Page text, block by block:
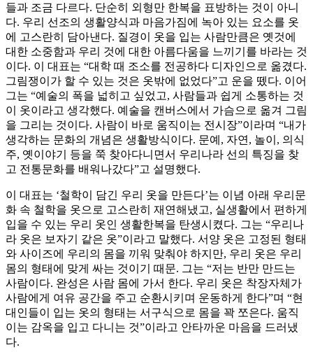
들과 조금 다르다. 단순히 외형만 한복을 표방하는 것이 아니
다. 우리 선조의 생활양식과 마음가짐에 녹아 있는 요소를 옷
에 고스란히 담아낸다. 질경이 옷을 입는 사람만큼은 옛것에
대한 소중함과 우리 것에 대한 아름다움을 느끼기를 바라는 것
이다. 이 대표는 “대학 때 조소를 전공하다 디자인으로 옮겼다.
그림쟁이가 할 수 있는 것은 옷밖에 없었다”고 운을 뗐다. 이어
그는 “예술의 폭을 넓히고 싶었고, 사람들과 쉽게 소통하는 것
이 옷이라고 생각했다. 예술을 캔버스에서 가슴으로 옮겨 그림
을 그리는 것이다. 사람이 바로 움직이는 전시장”이라며 “내가
생각하는 문화의 개념은 생활방식이다. 문예, 자연, 놀이, 의식
주, 옛이야기 등을 쭉 찾아다니면서 우리나라 선의 특징을 찾
고 전통문화를 배워나갔다”고 설명했다.
이 대표는 ‘철학이 담긴 우리 옷을 만든다’는 이념 아래 우리문
화 속 철학을 옷으로 고스란히 재연해냈고, 실생활에서 편하게
입을 수 있는 우리 옷인 생활한복을 탄생시켰다. 그는 “우리나
라 옷은 보자기 같은 옷”이라고 말했다. 서양 옷은 고정된 형태
와 사이즈에 우리의 몸을 끼워 맞춰야 하지만, 우리 옷은 우리
몸의 형태에 맞게 싸는 것이기 때문. 그는 “저는 반만 만드는
사람이다. 완성은 사람 몸에 가서 한다. 우리 옷은 착장자체가
사람에게 여유 공간을 주고 순환시키며 운동하게 한다”며 “현
대인들이 입는 옷의 형태는 서구식으로 몸을 꽉 쪼은다. 움직
이는 감옥을 입고 다니는 것”이라고 안타까운 마음을 드러냈
다.